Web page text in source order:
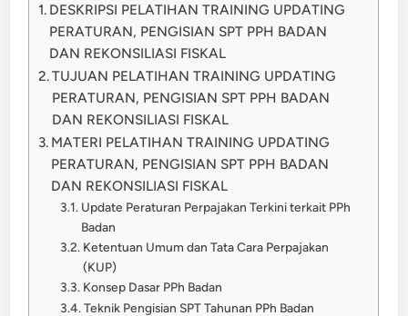
DESKRIPSI PELATIHAN TRAINING UPDATING
PERATURAN, PENGISIAN SPT PPH BADAN
DAN REKONSILIASI FISKAL
TUJUAN PELATIHAN TRAINING UPDATING
PERATURAN, PENGISIAN SPT PPH BADAN
DAN REKONSILIASI FISKAL
MATERI PELATIHAN TRAINING UPDATING
PERATURAN, PENGISIAN SPT PPH BADAN
DAN REKONSILIASI FISKAL
Update Peraturan Perpajakan Terkini terkait PPh
Badan
Ketentuan Umum dan Tata Cara Perpajakan
(KUP)
Konsep Dasar PPh Badan
Teknik Pengisian SPT Tahunan PPh Badan